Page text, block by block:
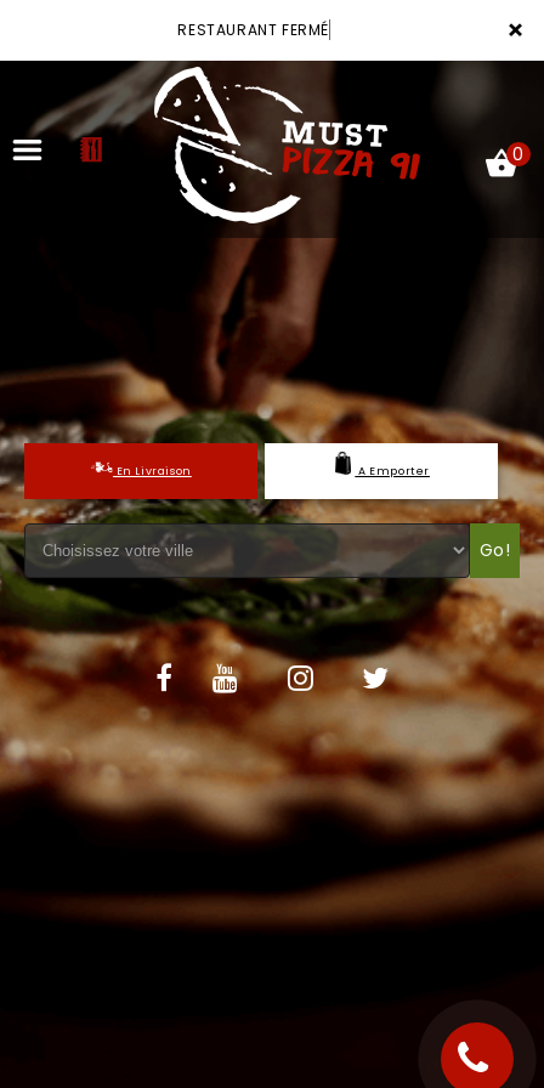
×
RESTAURANT FERMÉ
VOTRE COMPTE
NOTRE RESTAURANT
MENTIONS LÉGALES
C.G.V
0
En Livraison A Emporter
Go!